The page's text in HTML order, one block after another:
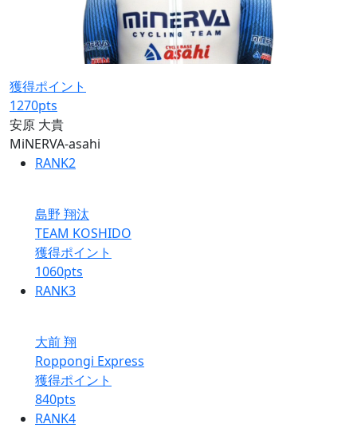
獲得ポイント
1270pts
安原 大貴
MiNERVA-asahi
RANK2
島野 翔汰
TEAM KOSHIDO
獲得ポイント
1060pts
RANK3
大前 翔
Roppongi Express
獲得ポイント
840pts
RANK4